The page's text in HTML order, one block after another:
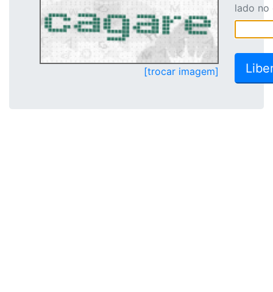
[trocar imagem]
lado no